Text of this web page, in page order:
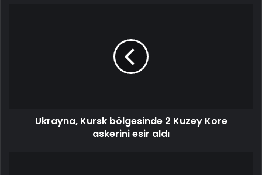
Ukrayna, Kursk bölgesinde 2 Kuzey Kore
askerini esir aldı